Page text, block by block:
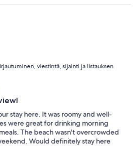
viestintä, sijainti ja listauksen
stay here. It was roomy and well-
were great for drinking morning
The beach wasn't overcrowded
Would definitely stay here